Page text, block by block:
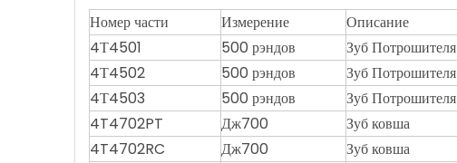
Номер части
Измерение Описание
4Т4501
500 рэндов Зуб Потрошителя
4Т4502
500 рэндов Зуб Потрошителя
4Т4503
500 рэндов Зуб Потрошителя
4T4702PT
Дж700 Зуб ковша
4T4702RC
Дж700 Зуб ковша